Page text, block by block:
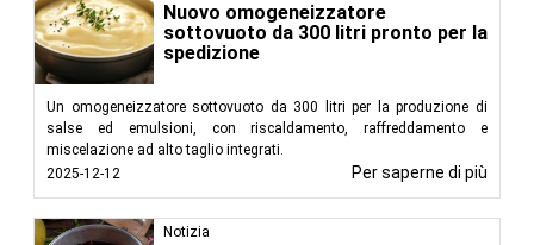
Nuovo omogeneizzatore
sottovuoto da 300 litri pronto per la
spedizione
Un omogeneizzatore sottovuoto da 300 litri per la produzione di
salse ed emulsioni, con riscaldamento, raffreddamento e
miscelazione ad alto taglio integrati.
2025-12-12
Per saperne di più
Notizia